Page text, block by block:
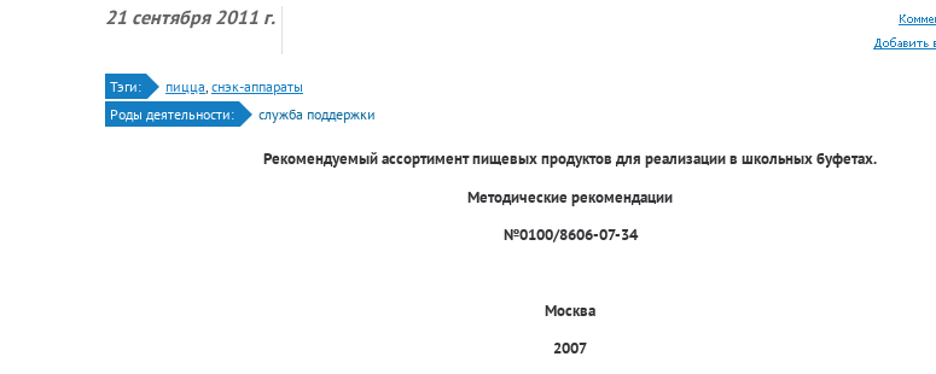
21 сентября 2011 г.
Тэги: пицца, снэк-аппараты
Роды деятельности:
служба поддержки
Рекомендуемый ассортимент пищевых продуктов для реализации в школьных буфетах.
Методические рекомендации
№0100/8606-07-34
Москва
2007